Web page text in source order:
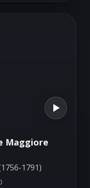
Maggiore
1791)